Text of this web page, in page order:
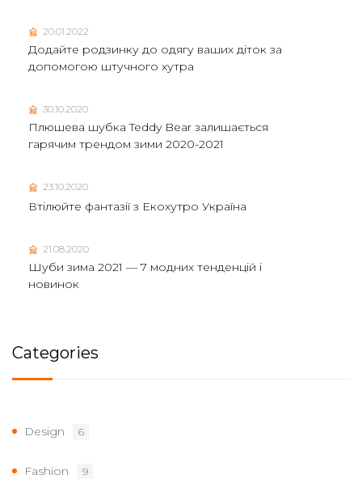
20.01.2022
Додайте родзинку до одягу ваших діток за
допомогою штучного хутра
30.10.2020
Плюшева шубка Teddy Bear залишається
гарячим трендом зими 2020-2021
23.10.2020
Втілюйте фантазії з Екохутро Україна
21.08.2020
Шуби зима 2021 — 7 модних тенденцій і
новинок
Categories
Design 6
Fashion 9